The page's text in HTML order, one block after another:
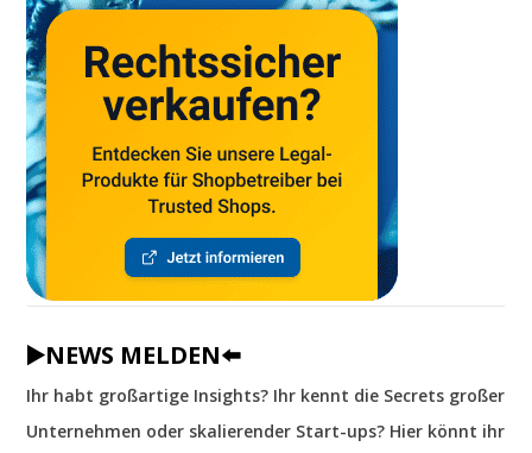
▶️NEWS MELDEN⬅️
Ihr habt großartige Insights? Ihr kennt die Secrets großer
Unternehmen oder skalierender Start-ups? Hier könnt ihr